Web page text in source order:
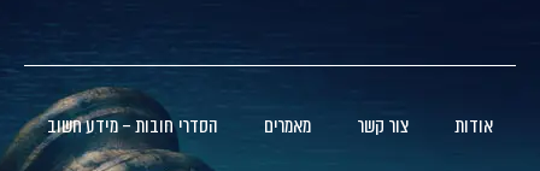
אודות צור קשר מאמרים הסדרי חובות – מידע חשוב